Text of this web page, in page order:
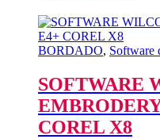
BORDADO, Software
SOFTWARE
COREL X8